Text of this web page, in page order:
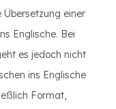
einer
Englische. Bei
es jedoch nicht
ins Englische
Format,